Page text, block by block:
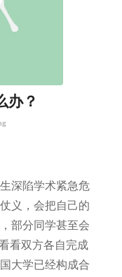
办？
深陷学术紧急危
义，会把自己的
部分同学甚至会
看双方各自完成
大学已经构成合